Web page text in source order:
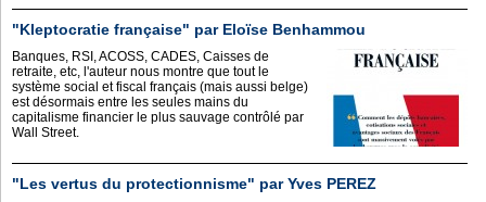
"Kleptocratie française" par Eloïse Benhammou
Banques, RSI, ACOSS, CADES, Caisses de
retraite, etc, l'auteur nous montre que tout le
système social et fiscal français (mais aussi belge)
est désormais entre les seules mains du
capitalisme financier le plus sauvage contrôlé par
Wall Street.
"Les vertus du protectionnisme" par Yves PEREZ